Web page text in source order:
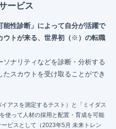
ービス
能性診断」によって自分が活躍で
ウトが来る、世界初（※ ）の転職
ナリティなどを診断・分析する
スカウトを受け取ることができ
イアスを測定するテスト）と「ミイダス
使って人材の採用と配置・育成を可能
ビスとして（2023年5月 未来トレン